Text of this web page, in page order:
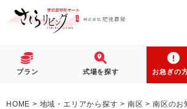
プラン 式場を探す お急ぎの
HOME > 地域・エリアから探す >南区 >南区のお